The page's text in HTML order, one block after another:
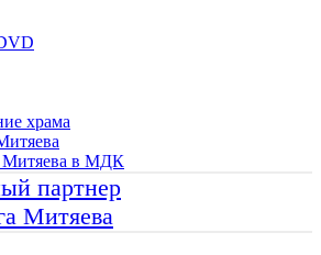
партнер
Митяева